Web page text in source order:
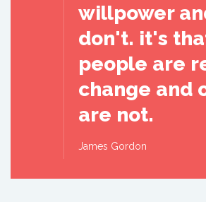
willpower
don't. it's
people are
change and
are not.
James Gordon